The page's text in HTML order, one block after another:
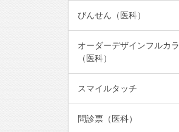
びんせん（医科）
オーダーデザインフルカ
（医科）
スマイルタッチ
問診票（医科）